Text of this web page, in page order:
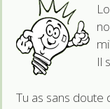
Il
Tu as sans doute